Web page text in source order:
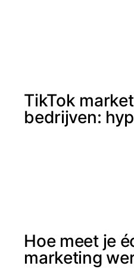
TikTok
bedrijven:
Hoe meet je
marketing